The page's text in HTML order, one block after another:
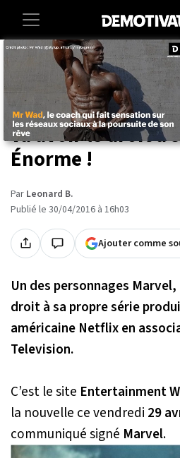
Entertainment
Joué par un
Walking Dead », «
va avoir le droit à
Énorme !
Par Leonard B.
Publié le 30/04/2016 à 16h03
Ajouter comme
Un des personnages
droit à sa propre série
américaine Netflix en
Television.
C’est le site Entertainment
la nouvelle ce vendredi 29
communiqué signé Marvel.